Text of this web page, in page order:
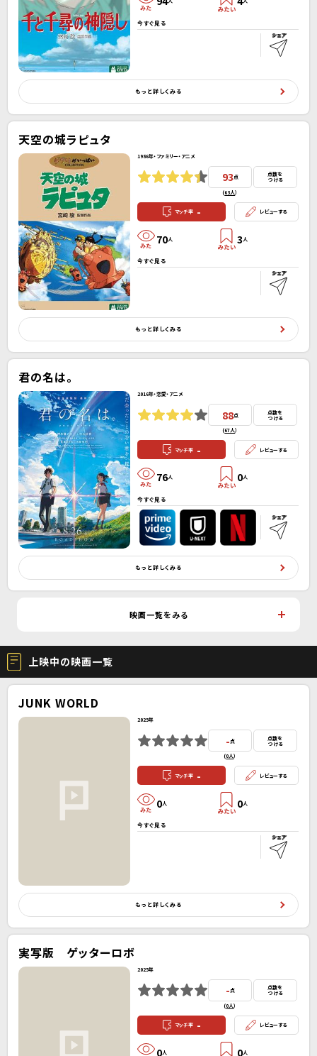
今すぐ見る
もっと詳しくみる
天空の城ラピュタ
1986年・ファミリー・アニメ
93点
(63人）
点数を
つける
マッチ率 - レビューする
70人 3人
今すぐ見る
もっと詳しくみる
君の名は。
2016年・恋愛・アニメ
88点
(67人）
点数を
つける
マッチ率 - レビューする
76人 0人
今すぐ見る
もっと詳しくみる
映画一覧をみる
上映中の映画一覧
JUNK WORLD
2025年
- 点
(0人）
点数を
つける
マッチ率 - レビューする
0人 0人
今すぐ見る
もっと詳しくみる
実写版 ゲッターロボ
2025年
-点
(0人）
点数を
つける
マッチ率 - レビューする
0人 0人